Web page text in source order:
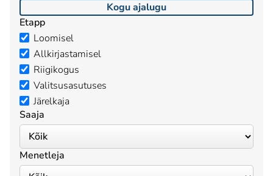
Kogu ajalugu
Etapp
Loomisel
Allkirjastamisel
Riigikogus
Valitsusasutuses
Järelkaja
Saaja
Menetleja